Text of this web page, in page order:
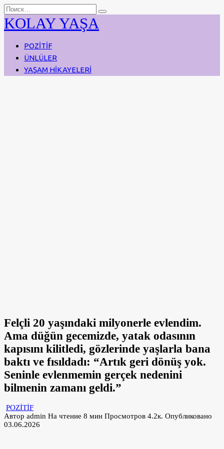
Перейти
к
содержанию
Search
for:
KOLAY YAŞA
POZİTİF
ÜNLÜLER
YAŞAM HİKAYELERİ
Felçli 20 yaşındaki milyonerle evlendim.
Ama düğün gecemizde, yatak odasının
kapısını kilitledi, gözlerinde yaşlarla bana
baktı ve fısıldadı: “Artık geri dönüş yok.
Seninle evlenmemin gerçek nedenini
bilmenin zamanı geldi.”
POZİTİF
Автор admin На чтение 8 мин Просмотров 4.2к. Опубликовано
03.06.2026